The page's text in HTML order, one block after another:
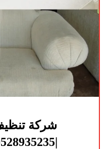
شركة
|0528935235|خبره سنين